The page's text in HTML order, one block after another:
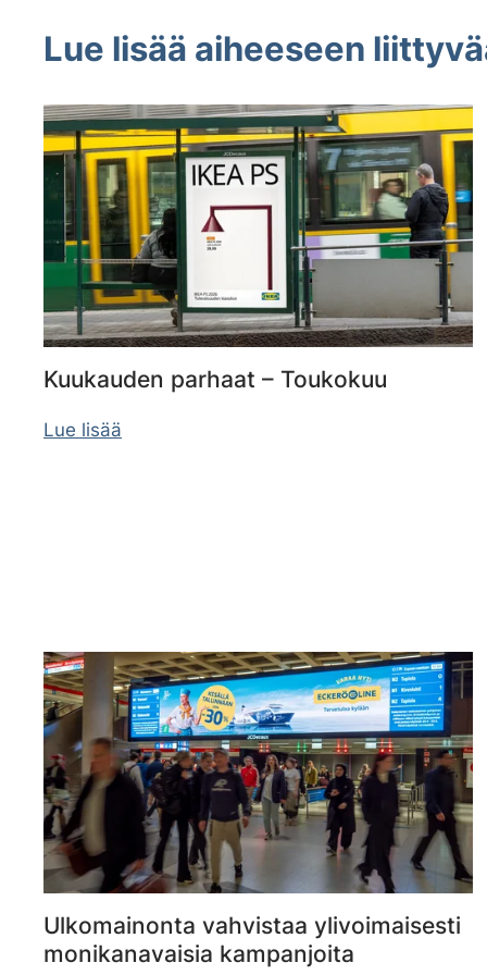
Lue lisää aiheeseen
Kuukauden parhaat – Toukokuu
Lue lisää
Ulkomainonta vahvistaa ylivoimaisesti
monikanavaisia kampanjoita